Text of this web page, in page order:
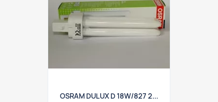
OSRAM DULUX D 18W/827 2...